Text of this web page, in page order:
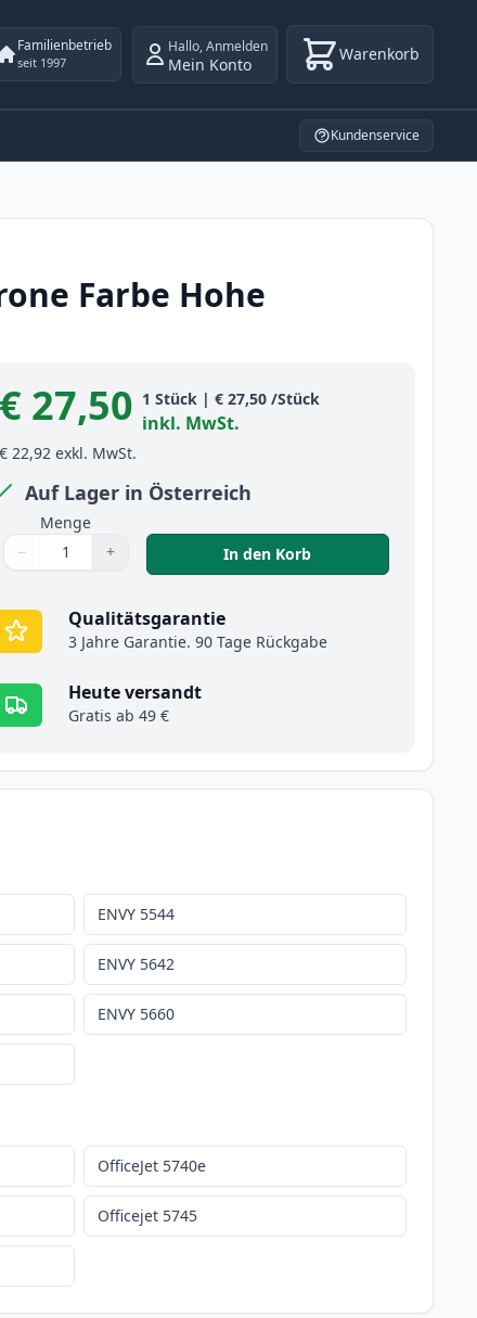
Familienbetrieb
seit 1997
Hallo,Anmelden
Mein Konto Warenkorb
Kundenservice
Farbe Hohe
Product information
€ 27,50 1 Stück| € 27,50 /Stück
inkl. MwSt.
€ 22,92 exkl. MwSt.
Auf Lager in Österreich
Menge
Menge
Verwenden Sie die Tasten, um anzupassen
− +
Menge 1 In den Korb,
Qualitätsgarantie
3 Jahre Garantie. 90 Tage Rückgabe
Heute versandt
Gratis ab 49 €
ENVY 5544
ENVY 5642
ENVY 5660
OfficeJet 5740e
Officejet 5745